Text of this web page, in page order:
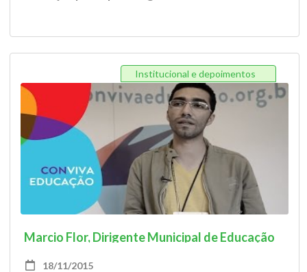
Institucional e depoimentos
Marcio Flor, Dirigente Municipal de Educação
18/11/2015